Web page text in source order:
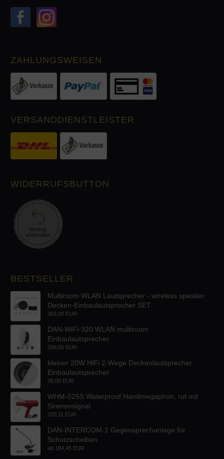
ZAHLUNGSWEISEN
VERSANDDIENSTLEISTER
WIDERRUFSBUTTON
BESTSELLER
Multiroom WLAN Lautsprecher - wireless speaker
Decken-Einbaulautsprecher SET
369,00 EUR
DAN-WiFi-320 WLAN multiroom
Einbaulautsprecher
299,00 EUR
kleiner 20W HiFi 2-Wege Deckenlautsprecher
Einbaulautsprecher
39,00 EUR
WHM-025S Waterproof Handmegaphon, rot mit
Sirenensignal
320,11 EUR
DAN-INTERCOM-1 Gegensprechanlage für
Schutzscheiben
ab 184,45 EUR